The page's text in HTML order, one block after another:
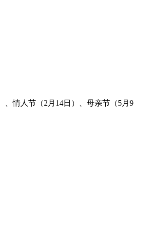
、情人节（2 月 14日）、母亲节（5月 9